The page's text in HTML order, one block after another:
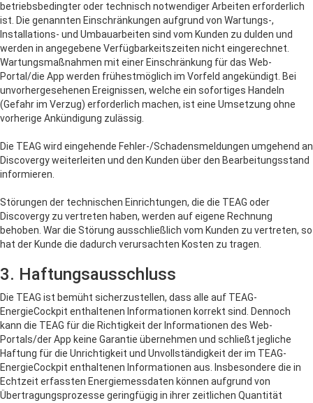
betriebsbedingter oder technisch notwendiger Arbeiten erforderlich
ist. Die genannten Einschränkungen aufgrund von Wartungs-,
Installations- und Umbauarbeiten sind vom Kunden zu dulden und
werden in angegebene Verfügbarkeitszeiten nicht eingerechnet.
Wartungsmaßnahmen mit einer Einschränkung für das Web-
Portal/die App werden frühestmöglich im Vorfeld angekündigt. Bei
unvorhergesehenen Ereignissen, welche ein sofortiges Handeln
(Gefahr im Verzug) erforderlich machen, ist eine Umsetzung ohne
vorherige Ankündigung zulässig.
Die TEAG wird eingehende Fehler-/Schadensmeldungen umgehend an
Discovergy weiterleiten und den Kunden über den Bearbeitungsstand
informieren.
Störungen der technischen Einrichtungen, die die TEAG oder
Discovergy zu vertreten haben, werden auf eigene Rechnung
behoben. War die Störung ausschließlich vom Kunden zu vertreten, so
hat der Kunde die dadurch verursachten Kosten zu tragen.
3. Haftungsausschluss
Die TEAG ist bemüht sicherzustellen, dass alle auf TEAG-
EnergieCockpit enthaltenen Informationen korrekt sind. Dennoch
kann die TEAG für die Richtigkeit der Informationen des Web-
Portals/der App keine Garantie übernehmen und schließt jegliche
Haftung für die Unrichtigkeit und Unvollständigkeit der im TEAG-
EnergieCockpit enthaltenen Informationen aus. Insbesondere die in
Echtzeit erfassten Energiemessdaten können aufgrund von
Übertragungsprozesse geringfügig in ihrer zeitlichen Quantität